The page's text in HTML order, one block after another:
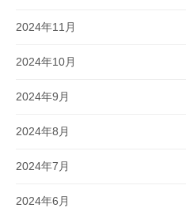
2024年11月
2024年10月
2024年9月
2024年8月
2024年7月
2024年6月